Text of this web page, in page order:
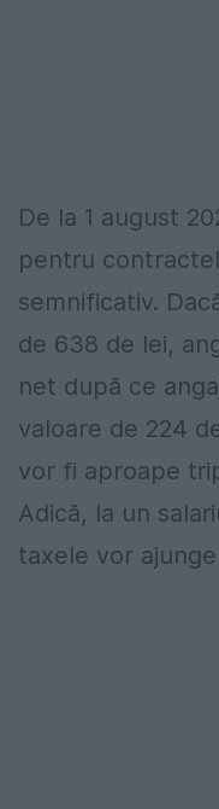
De la 1 august
pentru
semnificativ.
de 638 de lei,
net după ce
valoare de 224
vor fi aproape
Adică, la un
taxele vor